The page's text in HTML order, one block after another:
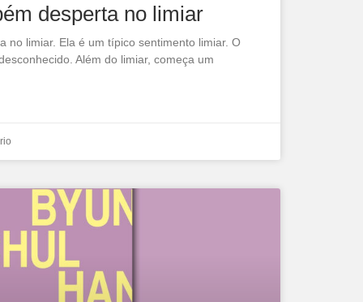
desperta no limiar
no limiar. Ela é um típico sentimento limiar. O
Além do limiar, começa um